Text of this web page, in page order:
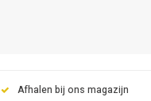
Afhalen bij ons magazijn